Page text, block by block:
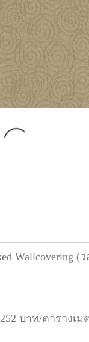
Wallcovering
บาท/ตารางเม